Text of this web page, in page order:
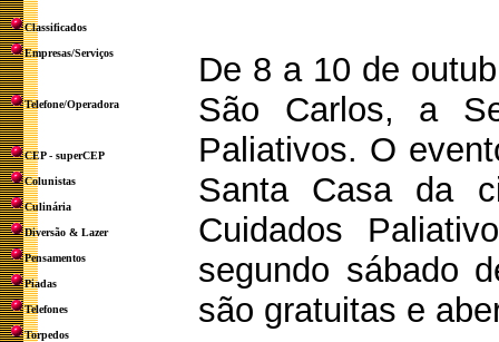
Classificados
Empresas/Serviços
Telefone/Operadora
CEP - superCEP
Colunistas
Culinária
Diversão & Lazer
Pensamentos
Piadas
Telefones
Torpedos
De 8 a 10 de
São Carlos, a
Paliativos. O
Santa Casa da
Cuidados
segundo sábado
são gratuitas e